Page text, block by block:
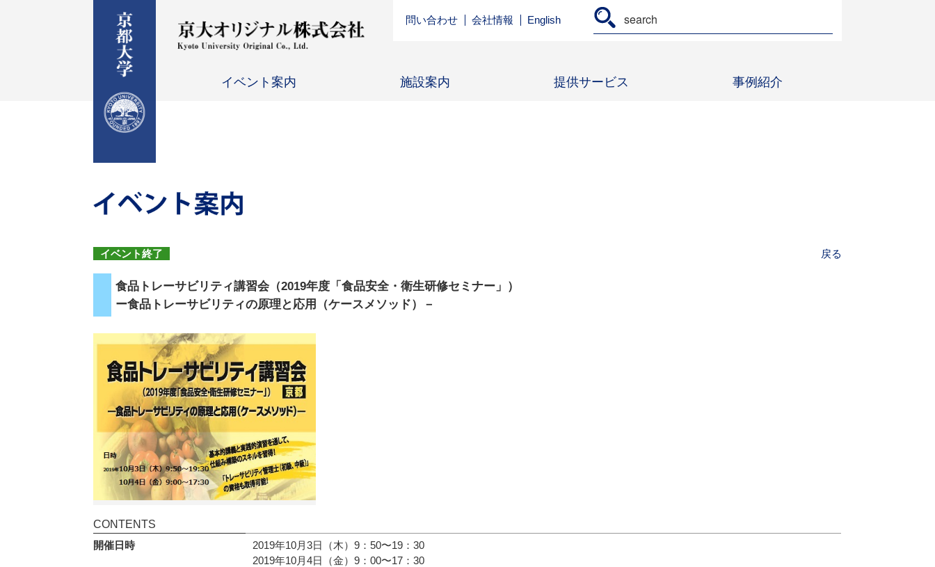
問い合わせ 会社情報 English
イベント案内 施設案内 提供サービス 事例紹介
イベント終了 戻る
食品トレーサビリティ講習会（2019年度「食品安全・衛生研修セミナー」）
ー食品トレーサビリティの原理と応用（ケースメソッド）－
CONTENTS
開催日時
2019年10月3日（木）9：50〜19：30
2019年10月4日（金）9：00〜17：30